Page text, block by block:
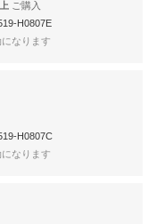
H0807E
なります
H0807C
なります